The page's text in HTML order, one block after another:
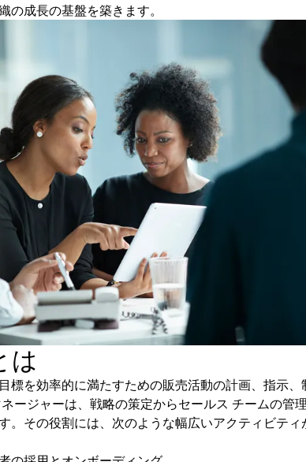
の成長の基盤を築きます。
は
標を効率的に満たすための販売活動の計画、指示、
ージャーは、戦略の策定からセールス チームの管
。その役割には、次のような幅広いアクティビティ